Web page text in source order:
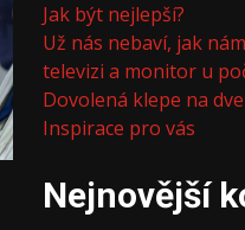
Jak být nejlepší?
Už nás nebaví, jak
televizi a monitor u
Dovolená klepe na
Inspirace pro vás
Nejnovější